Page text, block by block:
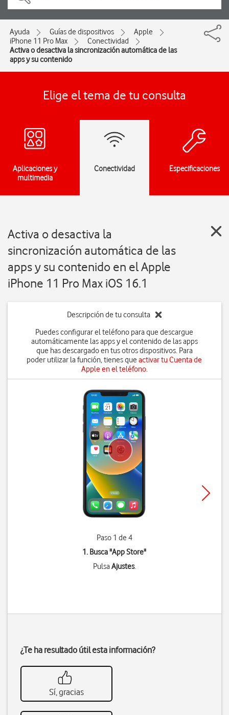
Ayuda Guías de dispositivos
Apple
iPhone 11 Pro Max
Conectividad
Activa o desactiva la sincronización automática de las
apps y su contenido
Elige el tema de tu consulta
Aplicaciones y
multimedia
Conectividad Especificaciones
Activa o desactiva la
sincronización automática de las
apps y su contenido en el Apple
iPhone 11 Pro Max iOS 16.1
Descripción de tu consulta
Puedes configurar el teléfono para que descargue
automáticamente las apps y el contenido de las apps
que has descargado en tus otros dispositivos. Para
poder utilizar la función, tienes queactivar tu Cuenta de
Apple en el teléfono.
Paso 1 de 4
1. Busca "App Store"
PulsaAjustes.
¿Te ha resultado útil esta información?
Sí, gracias